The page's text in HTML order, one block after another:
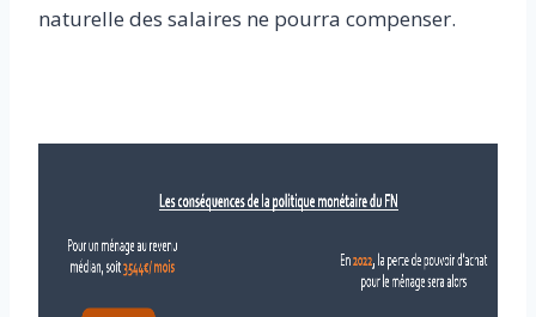
naturelle des salaires ne pourra compenser.